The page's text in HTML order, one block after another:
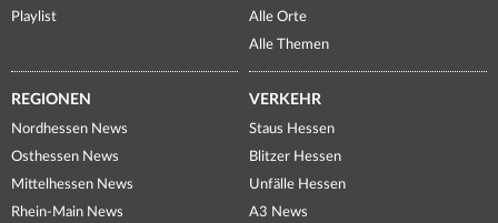
Playlist
Alle Orte
Alle Themen
REGIONEN
Nordhessen News
Osthessen News
Mittelhessen News
Rhein-Main News
VERKEHR
Staus Hessen
Blitzer Hessen
Unfälle Hessen
A3 News